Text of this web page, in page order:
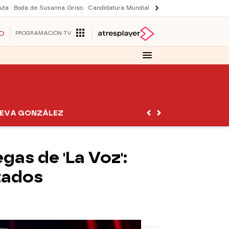
Boda de Susanna Griso Candidatura Mundial 2030
PROGRAMACIÓN TV
EVA GONZÁLEZ
de 'La Voz':